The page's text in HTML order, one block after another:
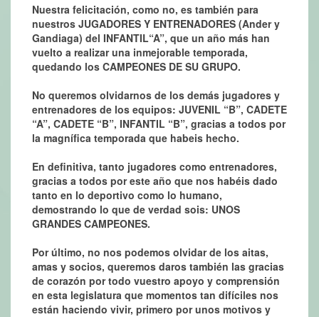
Nuestra felicitación, como no, es también para
nuestros JUGADORES Y ENTRENADORES (Ander y
Gandiaga) del INFANTIL“A”, que un año más han
vuelto a realizar una inmejorable temporada,
quedando los CAMPEONES DE SU GRUPO.
No queremos olvidarnos de los demás jugadores y
entrenadores de los equipos: JUVENIL “B”, CADETE
“A”, CADETE “B”, INFANTIL “B”, gracias a todos por
la magnífica temporada que habeis hecho.
En definitiva, tanto jugadores como entrenadores,
gracias a todos por este año que nos habéis dado
tanto en lo deportivo como lo humano,
demostrando lo que de verdad sois: UNOS
GRANDES CAMPEONES.
Por último, no nos podemos olvidar de los aitas,
amas y socios, queremos daros también las gracias
de corazón por todo vuestro apoyo y comprensión
en esta legislatura que momentos tan difíciles nos
están haciendo vivir, primero por unos motivos y